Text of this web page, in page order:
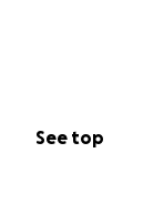
See top